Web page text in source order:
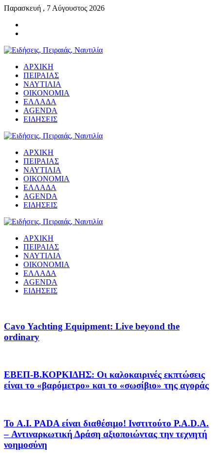
Παρασκευή , 7 Αύγουστος 2026
ΑΡΧΙΚΗ
ΠΕΙΡΑΙΑΣ
ΝΑΥΤΙΛΙΑ
ΟΙΚΟΝΟΜΙΑ
ΕΛΛΑΔΑ
AGENDA
ΕΙΔΗΣΕΙΣ
ΑΡΧΙΚΗ
ΠΕΙΡΑΙΑΣ
ΝΑΥΤΙΛΙΑ
ΟΙΚΟΝΟΜΙΑ
ΕΛΛΑΔΑ
AGENDA
ΕΙΔΗΣΕΙΣ
ΑΡΧΙΚΗ
ΠΕΙΡΑΙΑΣ
ΝΑΥΤΙΛΙΑ
ΟΙΚΟΝΟΜΙΑ
ΕΛΛΑΔΑ
AGENDA
ΕΙΔΗΣΕΙΣ
Cavo Yachting Equipment: Live beyond the
ordinary
EΒΕΠ-Β.ΚΟΡΚΙΔΗΣ: Οι καλοκαιρινές εκπτώσεις
είναι το «βαρόμετρο» και το «σωσίβιο» της αγοράς
Το A.I. PADA είναι διαθέσιμο! Ινστιτούτο P.A.D.A.
– Αντιναρκωτική Δράση αξιοποιώντας την τεχνητή
νοημοσύνη